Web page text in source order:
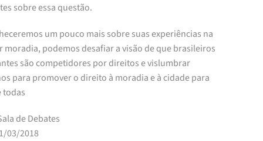
sobre essa questão.
um pouco mais sobre suas experiências na
moradia, podemos desafiar a visão de que brasileiros
são competidores por direitos e vislumbrar
para promover o direito à moradia e à cidade para
todas
de Debates
03/2018